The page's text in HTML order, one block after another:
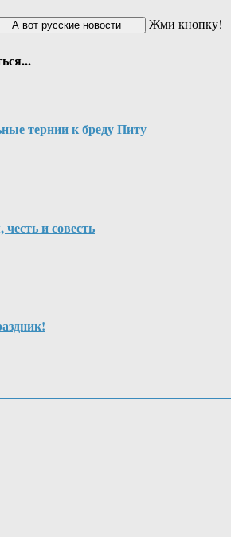
Жми кнопку!
тернии к бреду Питу
и совесть